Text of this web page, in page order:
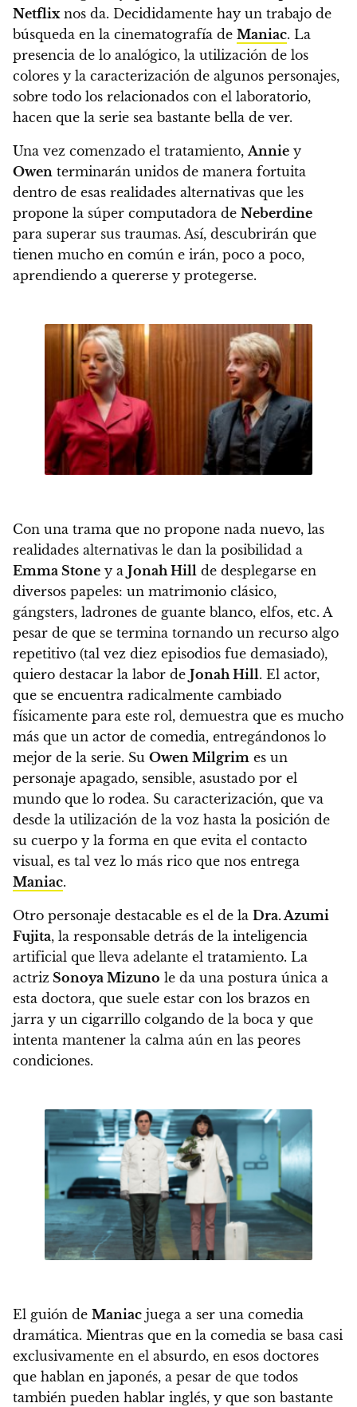
Netflix nos da. Decididamente hay un trabajo de
búsqueda en la cinematografía de Maniac. La
presencia de lo analógico, la utilización de los
colores y la caracterización de algunos personajes,
sobre todo los relacionados con el laboratorio,
hacen que la serie sea bastante bella de ver.
Una vez comenzado el tratamiento, Annie y
Owen terminarán unidos de manera fortuita
dentro de esas realidades alternativas que les
propone la súper computadora de Neberdine
para superar sus traumas. Así, descubrirán que
tienen mucho en común e irán, poco a poco,
aprendiendo a quererse y protegerse.
Con una trama que no propone nada nuevo, las
realidades alternativas le dan la posibilidad a
Emma Stone y a Jonah Hill de desplegarse en
diversos papeles: un matrimonio clásico,
gángsters, ladrones de guante blanco, elfos, etc. A
pesar de que se termina tornando un recurso algo
repetitivo (tal vez diez episodios fue demasiado),
quiero destacar la labor de Jonah Hill. El actor,
que se encuentra radicalmente cambiado
físicamente para este rol, demuestra que es mucho
más que un actor de comedia, entregándonos lo
mejor de la serie. Su Owen Milgrim es un
personaje apagado, sensible, asustado por el
mundo que lo rodea. Su caracterización, que va
desde la utilización de la voz hasta la posición de
su cuerpo y la forma en que evita el contacto
visual, es tal vez lo más rico que nos entrega
Maniac.
Otro personaje destacable es el de la Dra. Azumi
Fujita, la responsable detrás de la inteligencia
artificial que lleva adelante el tratamiento. La
actriz Sonoya Mizuno le da una postura única a
esta doctora, que suele estar con los brazos en
jarra y un cigarrillo colgando de la boca y que
intenta mantener la calma aún en las peores
condiciones.
El guión de Maniac juega a ser una comedia
dramática. Mientras que en la comedia se basa casi
exclusivamente en el absurdo, en esos doctores
que hablan en japonés, a pesar de que todos
también pueden hablar inglés, y que son bastante